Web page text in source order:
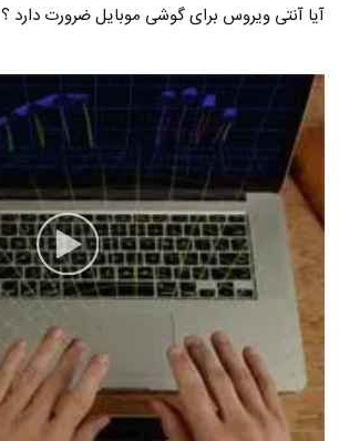
آیا آنتی ویروس برای گوشی موبایل ضرورت دارد ؟